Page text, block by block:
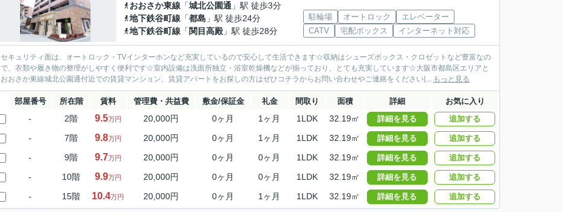
おおさか東線 「城北公園通 」駅 徒歩3分
地下鉄谷町線 「都島 」駅 徒歩24分
地下鉄谷町線 「 関目高殿 」駅 徒歩28分
駐輪場 オートロック
エレベーター
CATV
宅配ボックス インターネット対応
セキュリティ面は、オートロック・TVインターホンなど充実しているので安心して生活できます☆収納はシューズボックス・クロゼットなど豊富なの
で、衣類や履き物の整理がしやすく便利です☆室内設備は洗面所独立・浴室乾燥機などが揃っており、とても充実しています☆大阪市都島区エリアと
おおさか東線城北公園通付近での賃貸マンション、賃貸アパートをお探しの方はぜひコチラからお問い合わせやご連絡をください(... もっと見る
部屋番号 所在階 賃料 管理費・共益費 敷金/保証金 礼金 間取り 面積 詳細 お気に入り
- 2階 9.5万円 20,000円 0ヶ月 1ヶ月 1LDK 32.19㎡ 詳細を見る 追加する
- 7階 9.8万円 20,000円 0ヶ月 1ヶ月 1LDK 32.19㎡ 詳細を見る 追加する
- 9階 9.7万円 20,000円 0ヶ月 0ヶ月 1LDK 32.19㎡ 詳細を見る 追加する
- 10階 9.9万円 20,000円 0ヶ月 0ヶ月 1LDK 32.19㎡ 詳細を見る 追加する
- 15階 10.4万円 20,000円 0ヶ月 1ヶ月 1LDK 32.19㎡ 詳細を見る 追加する